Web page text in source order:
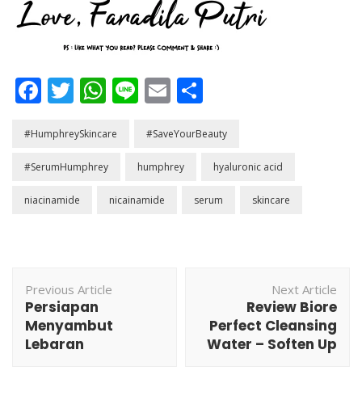
Facebook
Twitter
WhatsApp
LineEmail
#HumphreySkincare #SaveYourBeauty
#SerumHumphrey humphrey hyaluronic acid
niacinamide nicainamide serum skincare
Navigation
Previous Article
Persiapan
Menyambut
Lebaran
Next Article
Review Biore
Perfect Cleansing
Water – Soften Up